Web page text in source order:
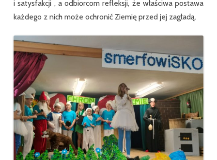
i satysfakcji , a odbiorcom refleksji, że właściwa postawa
każdego z nich może ochronić Ziemię przed jej zagładą.